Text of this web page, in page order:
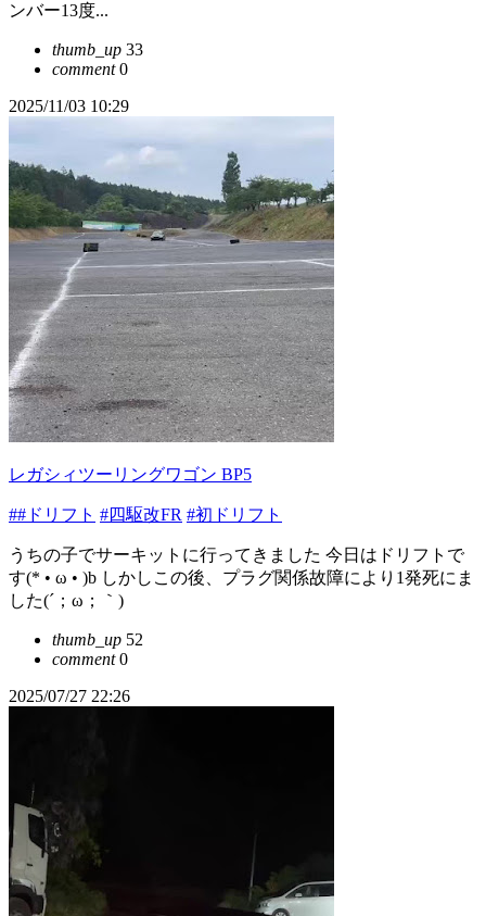
ンバー13度...
thumb_up 33
comment0
2025/11/03 10:29
レガシィツーリングワゴン BP5
##ドリフト #四駆改FR #初ドリフト
うちの子でサーキットに行ってきました 今日はドリフトで
す(* • ω • )b しかしこの後、プラグ関係故障により1発死にま
した(´；ω；｀)
thumb_up 52
comment0
2025/07/27 22:26